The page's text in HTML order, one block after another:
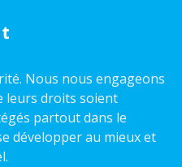
Nous nous engageons
leurs droits soient
partout dans le
développer au mieux et